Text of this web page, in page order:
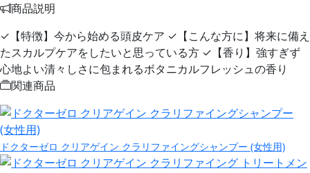
商品説明
✓【特徴】今から始める頭皮ケア ✓【こんな方に】将来に備え
たスカルプケアをしたいと思っている方 ✓【香り】強すぎず
心地よい清々しさに包まれるボタニカルフレッシュの香り
関連商品
ドクターゼロ クリアゲイン クラリファイングシャンプー (女性用)